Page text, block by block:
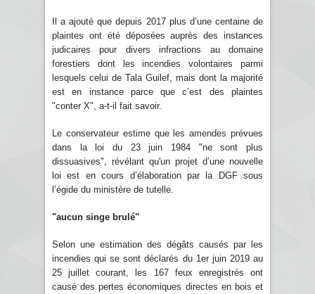
Il a ajouté que depuis 2017 plus d’une centaine de
plaintes ont été déposées auprès des instances
judicaires pour divers infractions au domaine
forestiers dont les incendies volontaires parmi
lesquels celui de Tala Guilef, mais dont la majorité
est en instance parce que c’est des plaintes
"conter X", a-t-il fait savoir.
Le conservateur estime que les amendes prévues
dans la loi du 23 juin 1984 "ne sont plus
dissuasives", révélant qu'un projet d’une nouvelle
loi est en cours d’élaboration par la DGF sous
l’égide du ministère de tutelle.
"aucun singe brulé"
Selon une estimation des dégâts causés par les
incendies qui se sont déclarés du 1er juin 2019 au
25 juillet courant, les 167 feux enregistrés ont
causé des pertes économiques directes en bois et